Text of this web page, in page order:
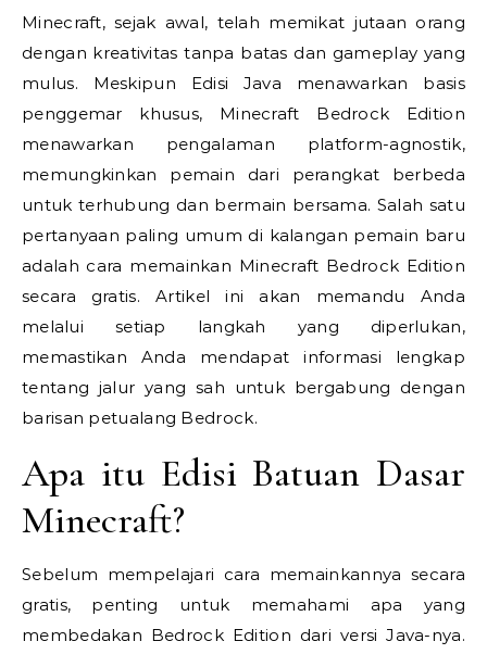
Minecraft, sejak awal, telah memikat jutaan orang
dengan kreativitas tanpa batas dan gameplay yang
mulus. Meskipun Edisi Java menawarkan basis
penggemar khusus, Minecraft Bedrock Edition
menawarkan pengalaman platform-agnostik,
memungkinkan pemain dari perangkat berbeda
untuk terhubung dan bermain bersama. Salah satu
pertanyaan paling umum di kalangan pemain baru
adalah cara memainkan Minecraft Bedrock Edition
secara gratis. Artikel ini akan memandu Anda
melalui setiap langkah yang diperlukan,
memastikan Anda mendapat informasi lengkap
tentang jalur yang sah untuk bergabung dengan
barisan petualang Bedrock.
Apa itu Edisi Batuan Dasar
Minecraft?
Sebelum mempelajari cara memainkannya secara
gratis, penting untuk memahami apa yang
membedakan Bedrock Edition dari versi Java-nya.